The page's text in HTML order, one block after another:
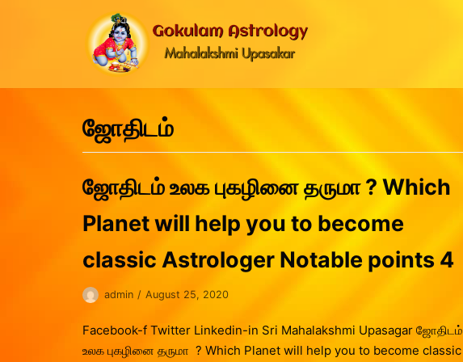
content
ஜோதிடம்
ஜோதிடம் உலக புகழினை தருமா ? Which
Planet will help you to become
classic Astrologer Notable points 4
admin August 25, 2020
Facebook-f Twitter Linkedin-in Sri Mahalakshmi Upasagar ஜோதிடம்
உலக புகழினை தருமா ? Which Planet will help you to become classic